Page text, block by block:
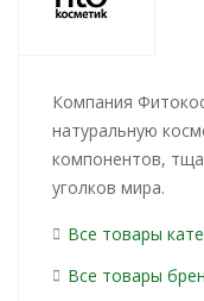
Компания
натуральную
компонентов,
уголков мира.
Все товары
Все товары